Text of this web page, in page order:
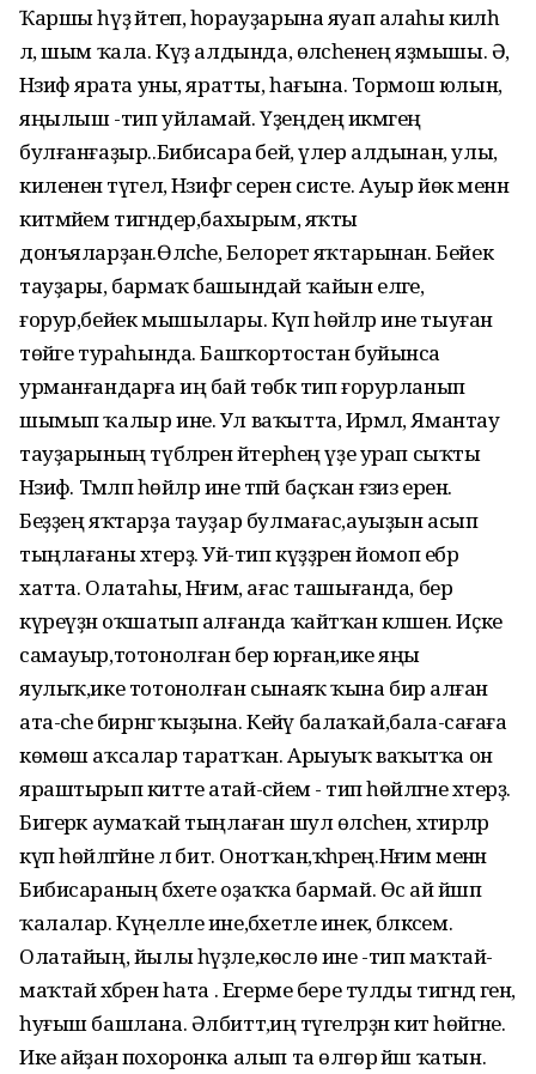
Ҡаршы һүҙ әйтеп, һорауҙарына яуап алаһы килһә
лә, шым ҡала. Күҙ алдында, өләсәһенең яҙмышы. Ә,
Нәзифә ярата уны, яратты, һағына. Тормош юлын,
яңылыш -тип уйламай. Үҙеңдең икмәгең
булғанғаҙыр..Бибисара әбей, үлер алдынан, улы,
килененә түгел, Нәзифәгә серен систе. Ауыр йөк менән
китмәйем тигәндер,бахырым, яҡты
донъяларҙан.Өләсәһе, Белорет яҡтарынан. Бейек
тауҙары, бармаҡ башындай ҡайын еләге,
ғорур,бейек мышылары. Күп һөйләр ине тыуған
төйәге тураһында. Башҡортостан буйынса
урманғандарға иң бай төбәк тип ғорурланып
шымып ҡалыр ине. Ул ваҡытта, Ирәмәл, Ямантау
тауҙарының түбәләрен әйтерһең үҙе урап сыҡты
Нәзифә. Тәмләп һөйләр ине тәпәй баҫҡан ғәзиз ерен.
Беҙҙең яҡтарҙа тауҙар булмағас,ауыҙын асып
тыңлағаны хәтерҙә. Уй-тип күҙҙәрен йомоп ебәрә
хатта. Олатаһы, Нәғим, ағас ташығанда, бер
күреүҙән оҡшатып алғанда ҡайтҡан кәләшен. Иҫке
самауыр,тотонолған бер юрған,ике яңы
яулыҡ,ике тотонолған сынаяҡ ҡына бирә алған
ата-әсәһе бирнәгә ҡыҙына. Кейәү балаҡай,бала-сағаға
көмөш аҡсалар таратҡан. Арыуыҡ ваҡытҡа он
яраштырып китте атай-әсәйемә - тип һөйләгәне хәтерҙә.
Бигерәк аумаҡай тыңлаған шул өләсәһен, хәтирәләр
күп һөйләгәйне лә бит. Онотҡан,ҡәһәрең.Нәғим менән
Бибисараның бәхете оҙаҡҡа бармай. Өс ай йәшәп
ҡалалар. Күңелле ине,бәхетле инек, бәләкәсем.
Олатайың, йылы һүҙле,көслө ине -тип маҡтай-
маҡтай хәбәрен һата . Егерме бере тулды тигәндә генә,
һуғыш башлана. Әлбиттә,иң тәүгеләрҙән китә һөйгәне.
Ике айҙан похоронка алып та өлгөрә йәш ҡатын.